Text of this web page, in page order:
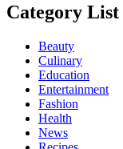
Category List
Beauty
Culinary
Education
Entertainment
Fashion
Health
News